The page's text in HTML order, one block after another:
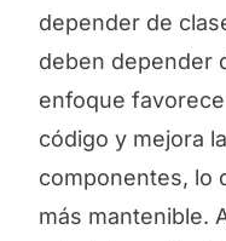
depender de
deben depender
enfoque
código y mejora
componentes, lo
más mantenible.